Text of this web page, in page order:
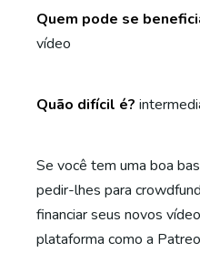
Quem pode se
vídeo
Quão difícil é?
Se você tem uma boa
pedir-lhes para
financiar seus novos
plataforma como a